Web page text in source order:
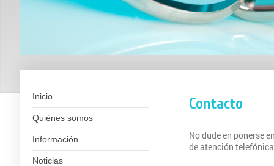
Inicio
Quiénes somos
Información
Noticias
Contacto
No dude en ponerse
de atención